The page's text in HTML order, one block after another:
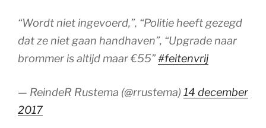
“Wordt niet ingevoerd,”, “Politie heeft gezegd
dat ze niet gaan handhaven”, “Upgrade naar
brommer is altijd maar €55”#feitenvrij
— ReindeR Rustema (@rrustema) 14 december
2017